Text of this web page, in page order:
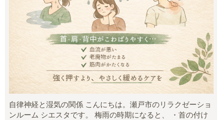
自律神経と湿気の関係 こんにちは。瀬戸市のリラクゼーショ
ンルーム シエスタです。 梅雨の時期になると、 ・首の付け